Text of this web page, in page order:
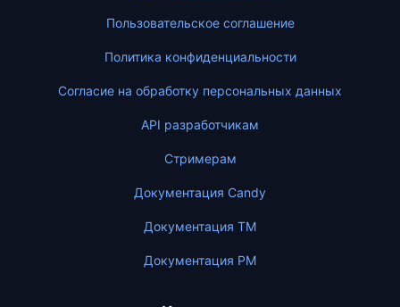
Пользовательское соглашение
Политика конфиденциальности
Согласие на обработку персональных данных
API разработчикам
Стримерам
Документация Candy
Документация ТМ
Документация PM